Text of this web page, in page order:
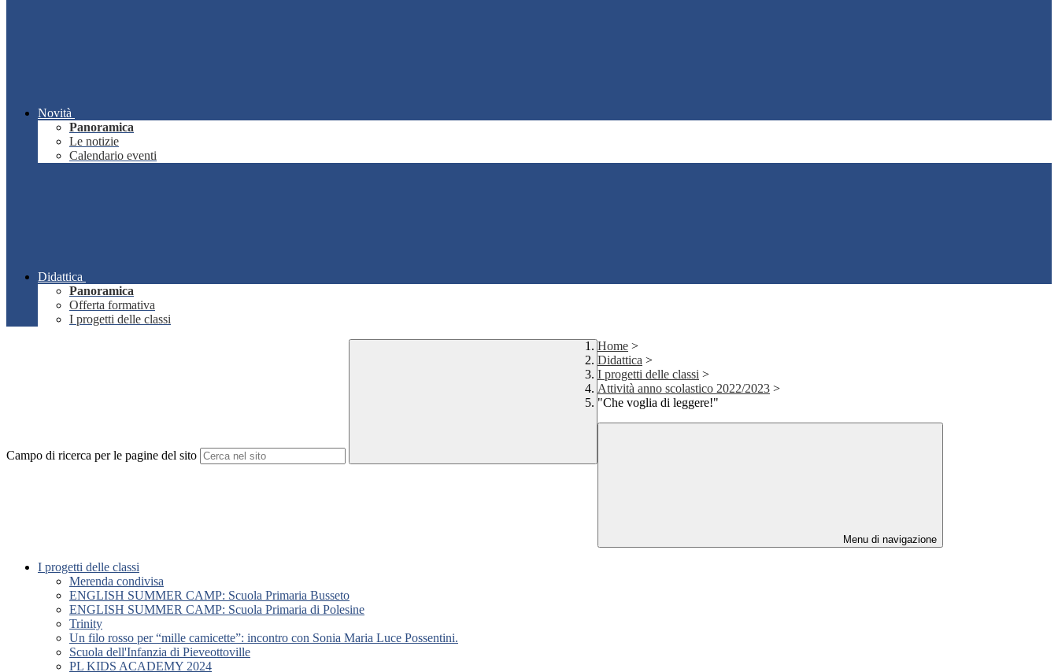
Novità
Panoramica
Le notizie
Calendario eventi
Didattica
Panoramica
Offerta formativa
I progetti delle classi
Campo di ricerca per le pagine del sito
Home >
Didattica >
I progetti delle classi >
Attività anno scolastico 2022/2023 >
"Che voglia di leggere!"
Menu di navigazione
I progetti delle classi
Merenda condivisa
ENGLISH SUMMER CAMP: Scuola Primaria Busseto
ENGLISH SUMMER CAMP: Scuola Primaria di Polesine
Trinity
Un filo rosso per “mille camicette”: incontro con Sonia Maria Luce Possentini.
Scuola dell'Infanzia di Pieveottoville
PL KIDS ACADEMY 2024